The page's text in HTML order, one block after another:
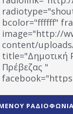
bcolor="ffffff"
image="http://
content/
title="Δημοτική
Πρέβεζας "